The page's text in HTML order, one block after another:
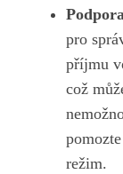
⁢pro
příjmu
což
režim.